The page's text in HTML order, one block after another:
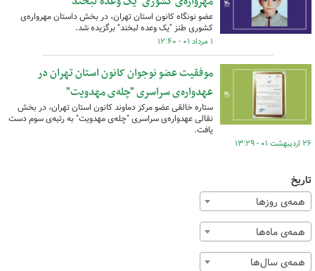
عضو نونگاه کانون استان تهران، در بخش داستان مهرواره‌ی
کشوری طنز "یک وعده لبخند" برگزیده شد.
۱ مرداد ۰۱ - ۱۲:۴۰
موفقیت عضو نوجوان کانون استان تهران در
عهدواره‌ی سراسری "چله‌ی مهدویت"
ستاره خالقی عضو مرکز دماوند کانون استان تهران، در بخش
نقالی عهدواره‌ی سراسری "چله‌ی مهدویت" به رتبه‌ی سوم دست
یافت.
۲۶ اردیبهشت ۰۱ - ۱۳:۲۹
تاریخ
همه‌ی روزها
همه‌ی ماه‌ها
همه‌ی سال‌ها